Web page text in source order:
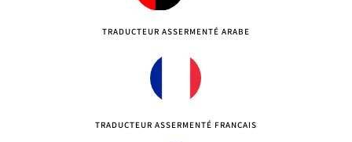
TRADUCTEUR ASSERMENTÉ ARABE
TRADUCTEUR ASSERMENTÉ FRANÇAIS